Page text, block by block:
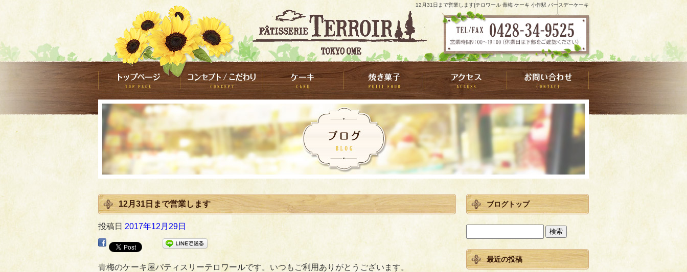
12月31日まで営業します|テロワール 青梅 ケーキ 小作駅 バースデーケーキ
12月31日まで営業します
投稿日 2017年12月29日
青梅のケーキ屋パティスリーテロワールです。いつもご利用ありがとうございます。
ブログトップ
最近の投稿